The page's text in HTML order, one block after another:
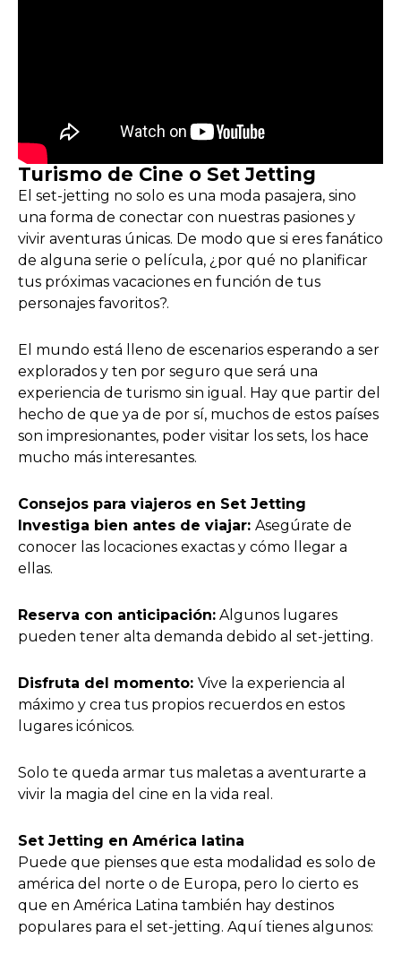
Turismo de Cine o Set Jetting
El set-jetting no solo es una moda pasajera, sino
una forma de conectar con nuestras pasiones y
vivir aventuras únicas. De modo que si eres fanático
de alguna serie o película, ¿por qué no planificar
tus próximas vacaciones en función de tus
personajes favoritos?.
El mundo está lleno de escenarios esperando a ser
explorados y ten por seguro que será una
experiencia de turismo sin igual. Hay que partir del
hecho de que ya de por sí, muchos de estos países
son impresionantes, poder visitar los sets, los hace
mucho más interesantes.
Consejos para viajeros en Set Jetting
Investiga bien antes de viajar: Asegúrate de
conocer las locaciones exactas y cómo llegar a
ellas.
Reserva con anticipación: Algunos lugares
pueden tener alta demanda debido al set-jetting.
Disfruta del momento: Vive la experiencia al
máximo y crea tus propios recuerdos en estos
lugares icónicos.
Solo te queda armar tus maletas a aventurarte a
vivir la magia del cine en la vida real.
Set Jetting en América latina
Puede que pienses que esta modalidad es solo de
américa del norte o de Europa, pero lo cierto es
que en América Latina también hay destinos
populares para el set-jetting. Aquí tienes algunos: